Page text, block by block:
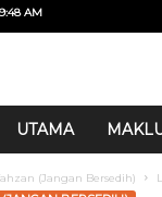
AM
UTAMA
(Jangan Bersedih)